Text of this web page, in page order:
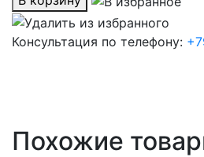
Консультация по телефону:
Похожие